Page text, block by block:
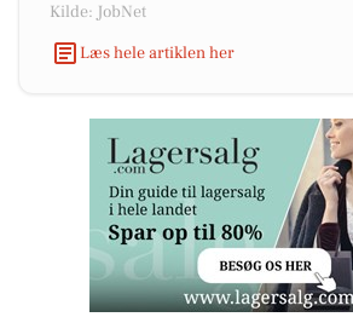
Kilde: JobNet
Læs hele artiklen her